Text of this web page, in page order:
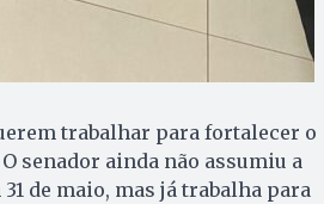
trabalhar para fortalecer o
senador ainda não assumiu a
de maio, mas já trabalha para